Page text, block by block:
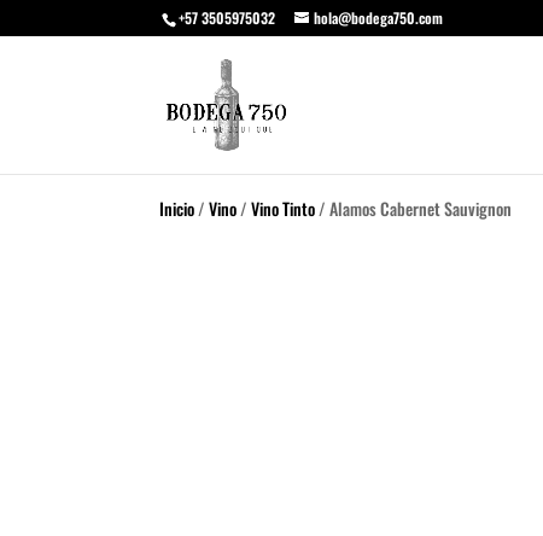
+57 3505975032 hola@bodega750.com
Inicio/Vino/Vino Tinto/ Alamos Cabernet Sauvignon